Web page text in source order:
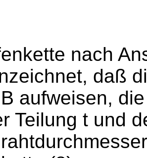
nach
daß
aufweisen,
Teilung t und